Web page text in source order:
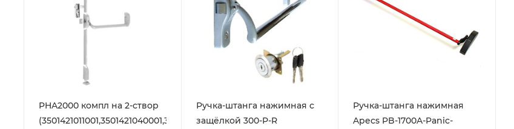
PHA2000 компл на 2-створ
(3501421011001,3501421040001,3501422011001,3501422041001,3501422021001)
Ручка-штанга нажимная с
защёлкой 300-Р-R
Ручка-штанга нажимная
Apecs PB-1700A-Panic-